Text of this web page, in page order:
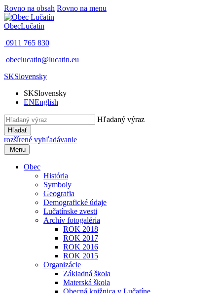
Rovno na obsah Rovno na menu
ObecLučatín
0911 765 830
obeclucatin@lucatin.eu
SKSlovensky
SKSlovensky
ENEnglish
Hľadaný výraz
Hľadať
rozšírené vyhľadávanie
Menu
Obec
História
Symboly
Geografia
Demografické údaje
Lučatínske zvesti
Archív fotogaléria
ROK 2018
ROK 2017
ROK 2016
ROK 2015
Organizácie
Základná škola
Materská škola
Obecná knižnica v Lučatíne